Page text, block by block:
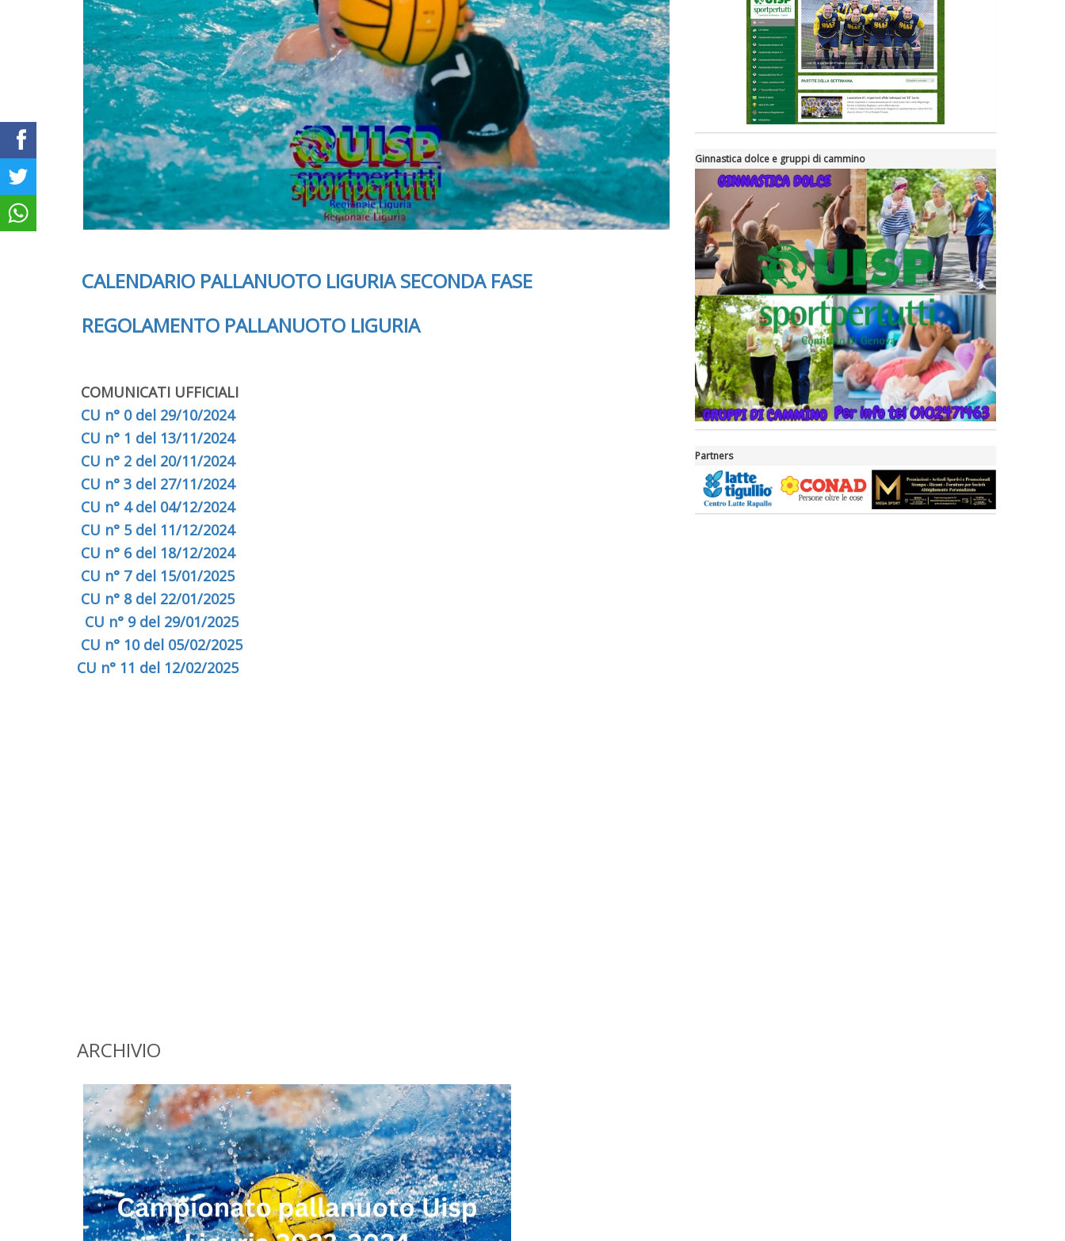
CALENDARIO PALLANUOTO LIGURIA SECONDA FASE
REGOLAMENTO PALLANUOTO LIGURIA
COMUNICATI UFFICIALI
CU n° 0 del 29/10/2024
CU n° 1 del 13/11/2024
CU n° 2 del 20/11/2024
CU n° 3 del 27/11/2024
CU n° 4 del 04/12/2024
CU n° 5 del 11/12/2024
CU n° 6 del 18/12/2024
CU n° 7 del 15/01/2025
CU n° 8 del 22/01/2025
CU n° 9 del 29/01/2025
CU n° 10 del 05/02/2025
CU n° 11 del 12/02/2025
ARCHIVIO
Ginnastica dolce e gruppi di cammino
Partners